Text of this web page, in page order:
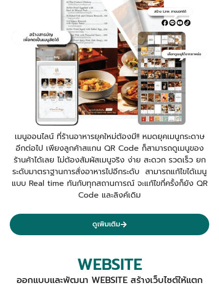
เมนูออนไลน์ ที่ร้านอาหารยุคใหม่ต้องมี!! หมดยุคเมนูกระดาษ
อีกต่อไป เพียงลูกค้าสแกน QR Code ก็สามารถดูเมนูของ
ร้านค้าได้เลย ไม่ต้องสัมผัสเมนูจริง ง่าย สะดวก รวดเร็ว ยก
ระดับมาตราฐานการสั่งอาหารไปอีกระดับ สามารถแก้ไขได้เมนู
แบบ Real time ทันกับทุกสถานการณ์ จะแก้ไขกี่ครั้งก็ยัง QR
Code และลิงค์เดิม
ดูเพิมเติม
WEBSITE
ออกแบบและพัฒนา WEBSITE สร้างเว็บไซต์ให้แตก